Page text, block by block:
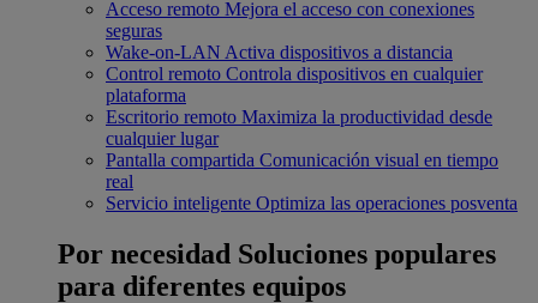
Acceso remoto Mejora el acceso con conexiones
seguras
Wake-on-LAN Activa dispositivos a distancia
Control remoto Controla dispositivos en cualquier
plataforma
Escritorio remoto Maximiza la productividad desde
cualquier lugar
Pantalla compartida Comunicación visual en tiempo
real
Servicio inteligente Optimiza las operaciones posventa
Por necesidad Soluciones populares
para diferentes equipos